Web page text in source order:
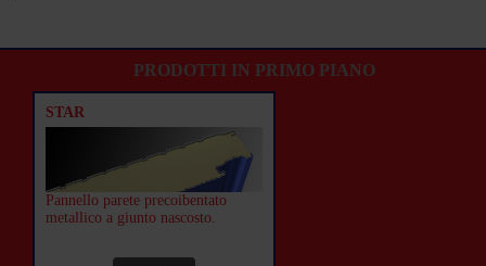
PRODOTTI IN PRIMO PIANO
STAR
Pannello parete precoibentato
metallico a giunto nascosto.